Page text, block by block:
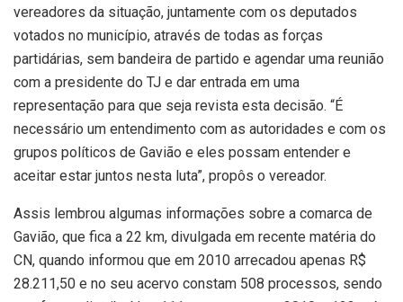
vereadores da situação, juntamente com os deputados
votados no município, através de todas as forças
partidárias, sem bandeira de partido e agendar uma reunião
com a presidente do TJ e dar entrada em uma
representação para que seja revista esta decisão. “É
necessário um entendimento com as autoridades e com os
grupos políticos de Gavião e eles possam entender e
aceitar estar juntos nesta luta”, propôs o vereador.
Assis lembrou algumas informações sobre a comarca de
Gavião, que fica a 22 km, divulgada em recente matéria do
CN, quando informou que em 2010 arrecadou apenas R$
28.211,50 e no seu acervo constam 508 processos, sendo